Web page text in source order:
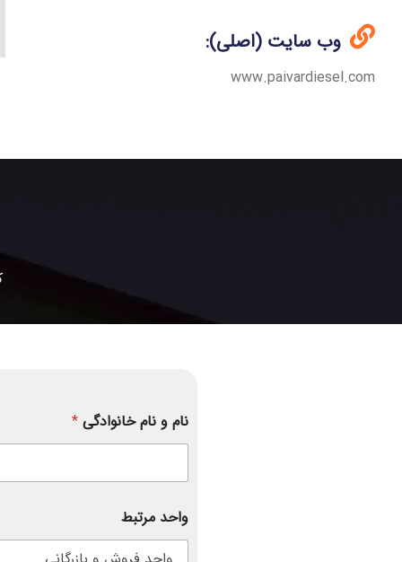
وب سایت (اصلی):
www.paivardiesel.com
نام و نام خانوادگی *
واحد مرتبط